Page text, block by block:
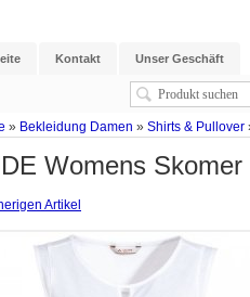
Kontakt Unser Geschäft
» Bekleidung Damen » Shirts & Pullover
Womens
Artikel